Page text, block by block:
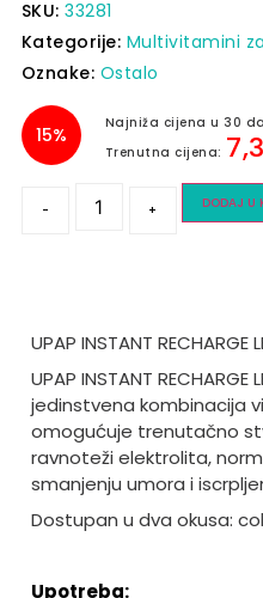
SKU:33281
Kategorije: Multivitamini
Oznake: Ostalo
15%
Najniža cijena u 30
Trenutna cijena:
- + DODAJ U
UPAP INSTANT RECHARGE
UPAP INSTANT RECHARGE
jedinstvena kombinacija
omogućuje trenutačno
ravnoteži elektrolita,
smanjenju umora i
Dostupan u dva okusa:
Upotreba: